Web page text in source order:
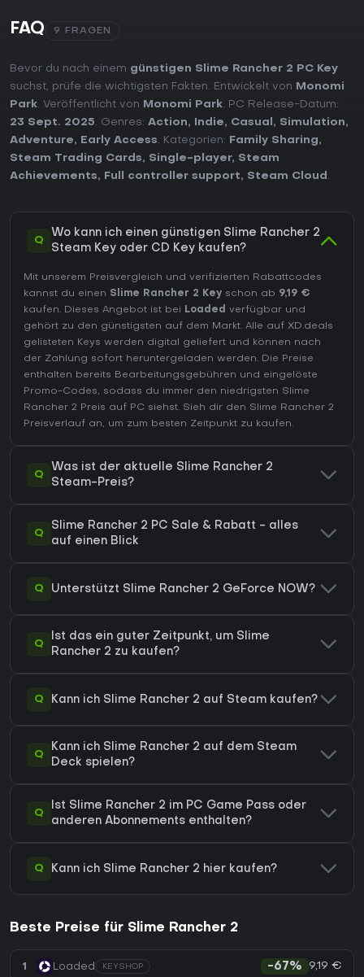
FAQ 9 FRAGEN
Bevor du nach einem günstigen Slime Rancher 2 PC Key
suchst, prüfe die wichtigsten Fakten. Entwickelt von
Monomi
Park. Veröffentlicht von Monomi Park. PC Release-Datum:
23 Sept. 2025. Genres: Action, Indie, Casual , Simulation,
Adventure, Early Access. Kategorien: Family Sharing,
Steam Trading Cards, Single-player, Steam
Achievements, Full controller support, Steam Cloud .
Q
Wo kann ich einen günstigen Slime Rancher 2
Steam Key oder CD Key kaufen?
Mit unserem Preisvergleich und verifizierten Rabattcodes
kannst du einen Slime Rancher 2 Key schon ab 9,19 €
kaufen. Dieses Angebot ist bei Loaded verfügbar und
gehört zu den günstigsten auf dem Markt. Alle auf XD.deals
gelisteten Keys werden digital geliefert und können nach
der Zahlung sofort heruntergeladen werden. Die Preise
enthalten bereits Bearbeitungsgebühren und eingelöste
Promo-Codes, sodass du immer den niedrigsten Slime
Rancher 2 Preis auf PC siehst. Sieh dir den Slime Rancher 2
Preisverlauf an, um zum besten Zeitpunkt zu kaufen.
Q
Was ist der aktuelle Slime Rancher 2
Steam-Preis?
Q
Slime Rancher 2 PC Sale & Rabatt - alles
auf einen Blick
Q Unterstützt Slime Rancher 2 GeForce NOW?
Q
Ist das ein guter Zeitpunkt, um Slime
Rancher 2 zu kaufen?
Q Kann ich Slime Rancher 2 auf Steam kaufen?
Q
Kann ich Slime Rancher 2 auf dem Steam
Deck spielen?
Q
Ist Slime Rancher 2 im PC Game Pass oder
anderen Abonnements enthalten?
Q Kann ich Slime Rancher 2 hier kaufen?
Beste Preise für Slime Rancher 2
1 Loaded KEYSHOP -67% 9,19 €